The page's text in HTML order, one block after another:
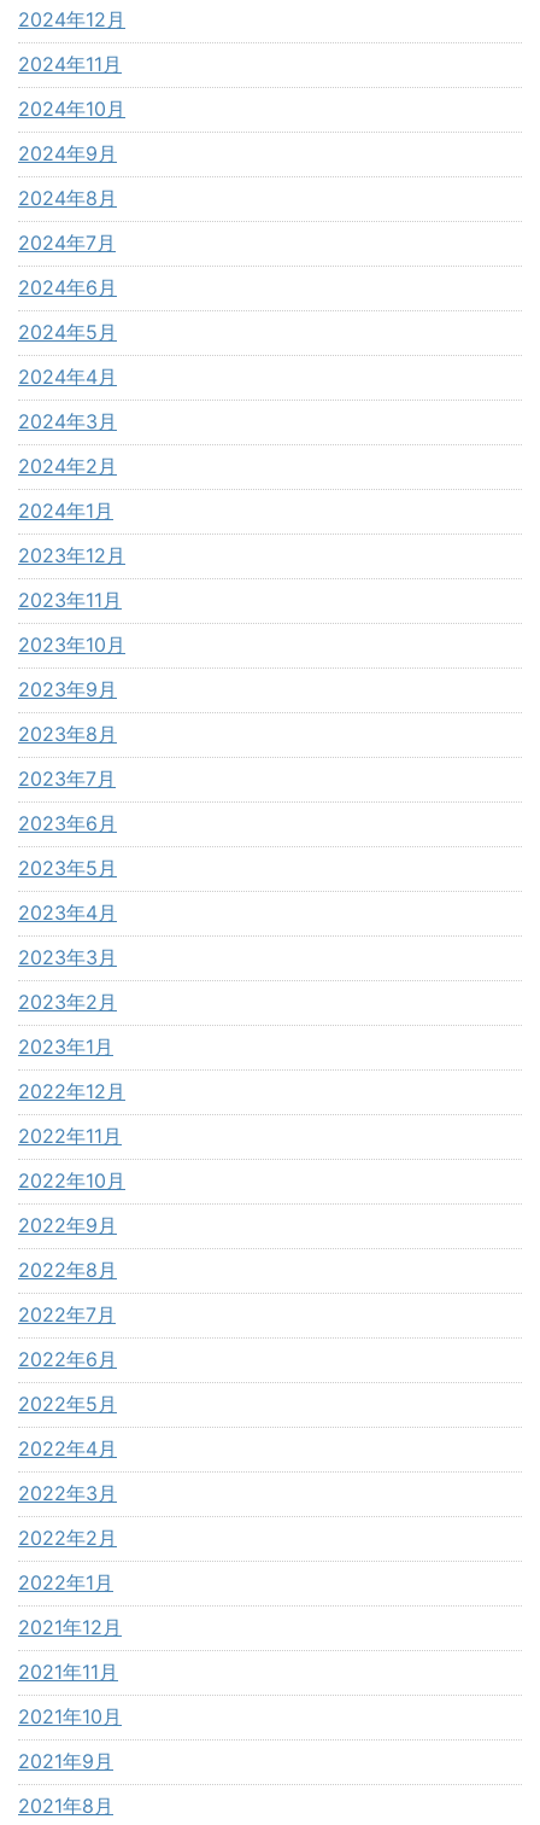
2024年12月
2024年11月
2024年10月
2024年9月
2024年8月
2024年7月
2024年6月
2024年5月
2024年4月
2024年3月
2024年2月
2024年1月
2023年12月
2023年11月
2023年10月
2023年9月
2023年8月
2023年7月
2023年6月
2023年5月
2023年4月
2023年3月
2023年2月
2023年1月
2022年12月
2022年11月
2022年10月
2022年9月
2022年8月
2022年7月
2022年6月
2022年5月
2022年4月
2022年3月
2022年2月
2022年1月
2021年12月
2021年11月
2021年10月
2021年9月
2021年8月